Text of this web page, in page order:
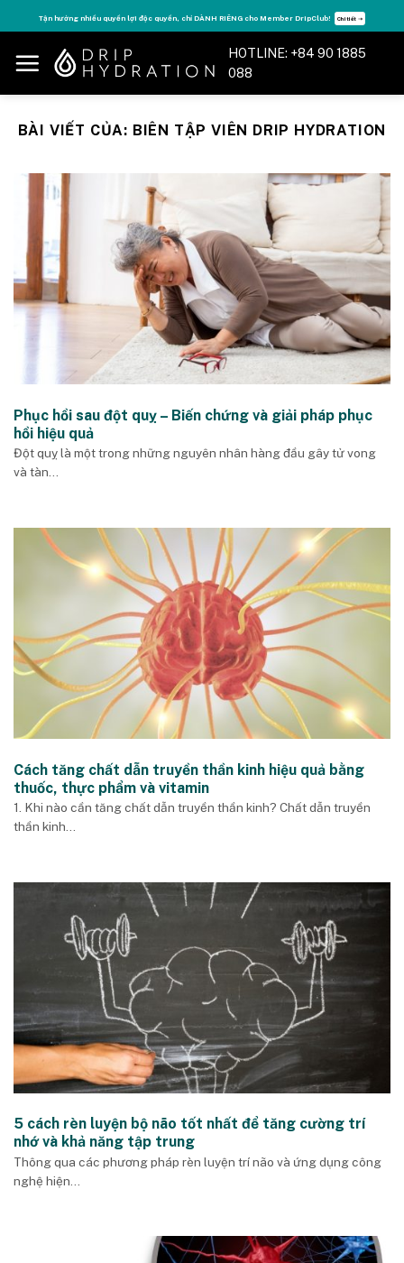
to
content
Tận hưởng nhiều quyền lợi độc quyền, chỉ DÀNH RIÊNG cho Member DripClub! Chi tiết ➝
HOTLINE: +84 90 1885
088
BÀI VIẾT CỦA: BIÊN TẬP VIÊN DRIP HYDRATION
Phục hồi sau đột quỵ – Biến chứng và giải pháp phục
hồi hiệu quả
Đột quỵ là một trong những nguyên nhân hàng đầu gây tử vong
và tàn...
Cách tăng chất dẫn truyền thần kinh hiệu quả bằng
thuốc, thực phẩm và vitamin
1. Khi nào cần tăng chất dẫn truyền thần kinh? Chất dẫn truyền
thần kinh...
5 cách rèn luyện bộ não tốt nhất để tăng cường trí
nhớ và khả năng tập trung
Thông qua các phương pháp rèn luyện trí não và ứng dụng công
nghệ hiện...